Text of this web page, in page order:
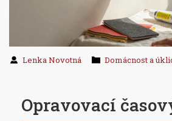
Lenka Novotná Domácnost a
Opravovací